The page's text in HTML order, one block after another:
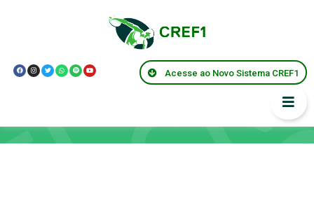
Acesse ao Novo Sistema CREF1